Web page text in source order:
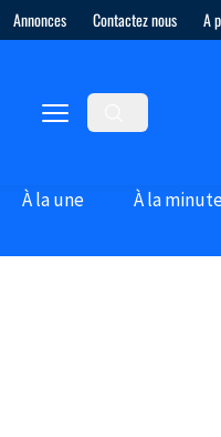
Annonces Contactez nous A
À la une À la